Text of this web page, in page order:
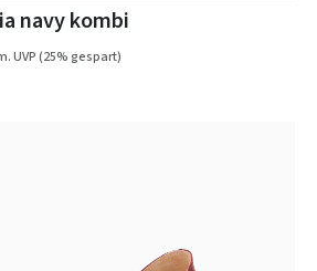
navy kombi
UVP(25% gespart)